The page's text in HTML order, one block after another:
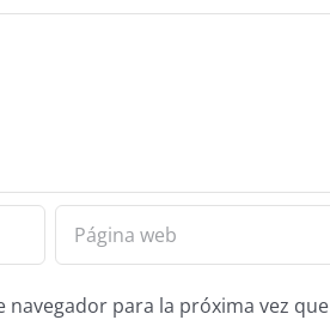
para la próxima vez que